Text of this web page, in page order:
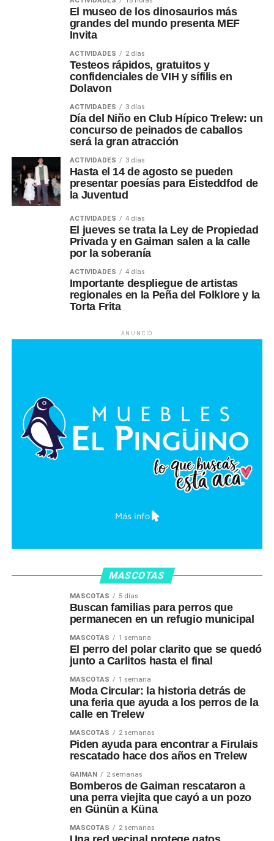
El museo de los dinosaurios más
grandes del mundo presenta MEF
Invita
ACTIVIDADES 2 días
Testeos rápidos, gratuitos y
confidenciales de VIH y sífilis en
Dolavon
ACTIVIDADES 3 días
Día del Niño en Club Hípico Trelew: un
concurso de peinados de caballos
será la gran atracción
ACTIVIDADES 3 días
Hasta el 14 de agosto se pueden
presentar poesías para Eisteddfod de
la Juventud
ACTIVIDADES 4 días
El jueves se trata la Ley de Propiedad
Privada y en Gaiman salen a la calle
por la soberanía
ACTIVIDADES 4 días
Importante despliegue de artistas
regionales en la Peña del Folklore y la
Torta Frita
ANUNCIO
MASCOTAS
MASCOTAS 5 días
Buscan familias para perros que
permanecen en un refugio municipal
MASCOTAS 1 semana
El perro del polar clarito que se quedó
junto a Carlitos hasta el final
MASCOTAS 1 semana
Moda Circular: la historia detrás de
una feria que ayuda a los perros de la
calle en Trelew
MASCOTAS 2 semanas
Piden ayuda para encontrar a Firulais
rescatado hace dos años en Trelew
GAIMAN 2 semanas
Bomberos de Gaiman rescataron a
una perra viejita que cayó a un pozo
en Günün a Küna
MASCOTAS 2 semanas